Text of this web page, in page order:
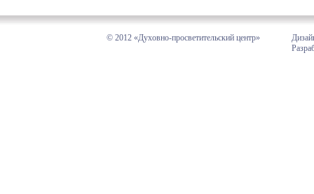
© 2012 «Духовно-просветительский центр»